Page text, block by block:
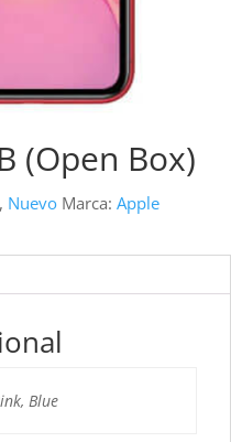
(Open Box)
, Nuevo Marca: Apple
Blue